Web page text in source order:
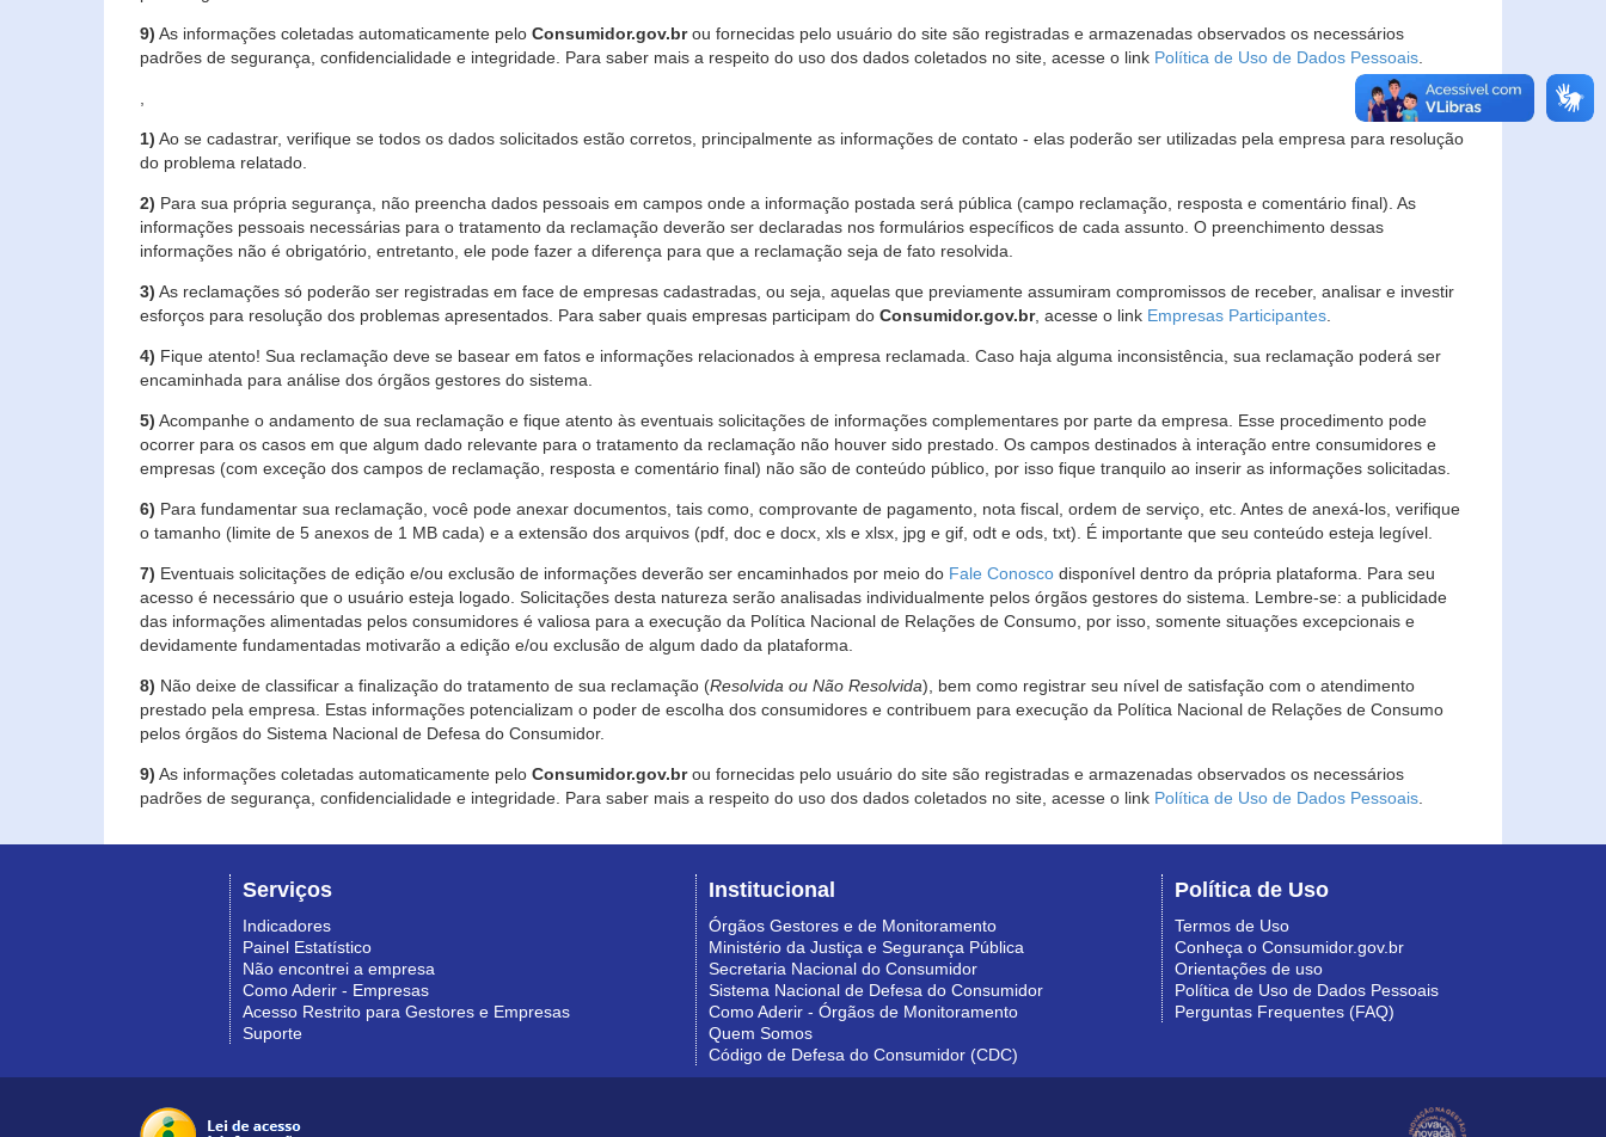
9) As informações coletadas automaticamente pelo Consumidor.gov.brou fornecidas pelo usuário do site são registradas e armazenadas observados os necessários
padrões de segurança, confidencialidade e integridade. Para saber mais a respeito do uso dos dados coletados no site, acesse o link Política de Uso de Dados Pessoais
1) Ao se cadastrar, verifique se todos os dados solicitados estão corretos, principalmente as informações de contato - elas poderão ser utilizadas pela empresa para resolução
do problema relatado.
2) Para sua própria segurança, não preencha dados pessoais em campos onde a informação postada será pública (campo reclamação, resposta e comentário final). As
informações pessoais necessárias para o tratamento da reclamação deverão ser declaradas nos formulários específicos de cada assunto. O preenchimento dessas
informações não é obrigatório, entretanto, ele pode fazer a diferença para que a reclamação seja de fato resolvida.
3) As reclamações só poderão ser registradas em face de empresas cadastradas, ou seja, aquelas que previamente assumiram compromissos de receber, analisar e investir
esforços para resolução dos problemas apresentados. Para saber quais empresas participam do Consumidor.gov.br, acesse o link Empresas Participantes
4) Fique atento! Sua reclamação deve se basear em fatos e informações relacionados à empresa reclamada. Caso haja alguma inconsistência, sua reclamação poderá ser
encaminhada para análise dos órgãos gestores do sistema.
5) Acompanhe o andamento de sua reclamação e fique atento às eventuais solicitações de informações complementares por parte da empresa. Esse procedimento pode
ocorrer para os casos em que algum dado relevante para o tratamento da reclamação não houver sido prestado. Os campos destinados à interação entre consumidores e
empresas (com exceção dos campos de reclamação, resposta e comentário final) não são de conteúdo público, por isso fique tranquilo ao inserir as informações solicitadas.
6) Para fundamentar sua reclamação, você pode anexar documentos, tais como, comprovante de pagamento, nota fiscal, ordem de serviço, etc. Antes de anexá-los, verifique
o tamanho (limite de 5 anexos de 1 MB cada) e a extensão dos arquivos (pdf, doc e docx, xls e xlsx, jpg e gif, odt e ods, txt). É importante que seu conteúdo esteja legível.
7) Eventuais solicitações de edição e/ou exclusão de informações deverão ser encaminhados por meio do Fale Conosco disponível dentro da própria plataforma. Para seu
acesso é necessário que o usuário esteja logado. Solicitações desta natureza serão analisadas individualmente pelos órgãos gestores do sistema. Lembre-se: a publicidade
das informações alimentadas pelos consumidores é valiosa para a execução da Política Nacional de Relações de Consumo, por isso, somente situações excepcionais e
devidamente fundamentadas motivarão a edição e/ou exclusão de algum dado da plataforma.
8) Não deixe de classificar a finalização do tratamento de sua reclamação (Resolvida ou Não Resolvida), bem como registrar seu nível de satisfação com o atendimento
prestado pela empresa. Estas informações potencializam o poder de escolha dos consumidores e contribuem para execução da Política Nacional de Relações de Consumo
pelos órgãos do Sistema Nacional de Defesa do Consumidor.
9) As informações coletadas automaticamente pelo Consumidor.gov.brou fornecidas pelo usuário do site são registradas e armazenadas observados os necessários
padrões de segurança, confidencialidade e integridade. Para saber mais a respeito do uso dos dados coletados no site, acesse o link Política de Uso de Dados Pessoais
Serviços
Indicadores
Painel Estatístico
Não encontrei a empresa
Como Aderir - Empresas
Acesso Restrito para Gestores e Empresas
Suporte
Institucional
Órgãos Gestores e de Monitoramento
Ministério da Justiça e Segurança Pública
Secretaria Nacional do Consumidor
Sistema Nacional de Defesa do Consumidor
Como Aderir - Órgãos de Monitoramento
Quem Somos
Código de Defesa do Consumidor (CDC)
Política de Uso
Termos de Uso
Conheça o Consumidor.gov.br
Orientações de uso
Política de Uso de Dados Pessoais
Perguntas Frequentes (FAQ)